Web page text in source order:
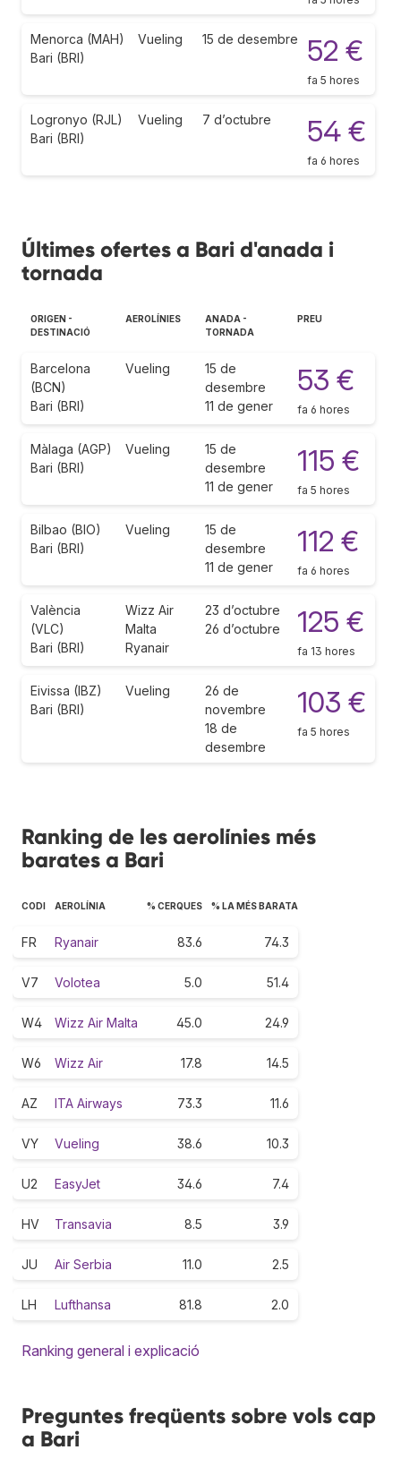
Menorca (MAH)
Bari (BRI)
Vueling 15 de desembre 52 €
fa 5 hores
Logronyo (RJL)
Bari (BRI)
Vueling 7 d’octubre 54 €
fa 6 hores
Últimes ofertes a Bari d'anada i
tornada
ORIGEN -
DESTINACIÓ
AEROLÍNIES
ANADA -
TORNADA
PREU
Barcelona
(BCN)
Bari (BRI)
Vueling
15 de
desembre
11 de gener
53 €
fa 6 hores
Màlaga (AGP)
Bari (BRI)
Vueling
15 de
desembre
11 de gener
115 €
fa 5 hores
Bilbao (BIO)
Bari (BRI)
Vueling
15 de
desembre
11 de gener
112 €
fa 6 hores
València
(VLC)
Bari (BRI)
Wizz Air
Malta
Ryanair
23 d’octubre
26 d’octubre
125 €
fa 13 hores
Eivissa (IBZ)
Bari (BRI)
Vueling
26 de
novembre
18 de
desembre
103 €
fa 5 hores
Ranking de les aerolínies més
barates a Bari
CODI AEROLÍNIA % CERQUES % LA MÉS BARATA
FR Ryanair 83.6 74.3
V7 Volotea 5.0 51.4
W4 Wizz Air Malta 45.0 24.9
W6 Wizz Air 17.8 14.5
AZ ITA Airways 73.3 11.6
VY Vueling 38.6 10.3
U2 EasyJet 34.6 7.4
HV Transavia 8.5 3.9
JU Air Serbia 11.0 2.5
LH Lufthansa 81.8 2.0
Ranking general i explicació
Preguntes freqüents sobre vols cap
a Bari